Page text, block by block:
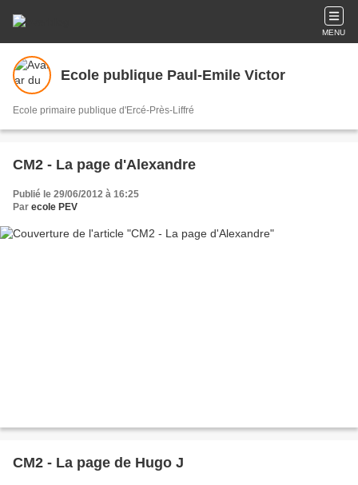
MENU
Ecole publique Paul-Emile Victor
Ecole primaire publique d'Ercé-Près-Liffré
CM2 - La page d'Alexandre
Publié le 29/06/2012 à 16:25
Par ecole PEV
CM2 - La page de Hugo J